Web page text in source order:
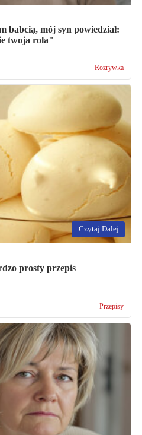
babcią, mój syn powiedział:
twoja rola"
Rozrywka
Czytaj Dalej
prosty przepis
Przepisy